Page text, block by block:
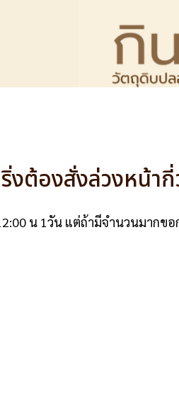
งต้องสั่งล่วงหน้า
น 1วัน แต่ถ้ามีจำนวนมากข